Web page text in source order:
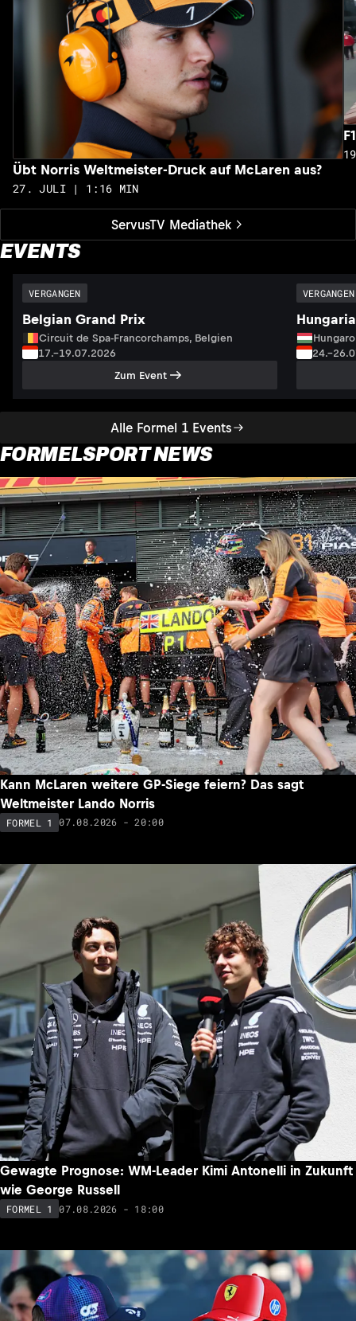
ServusTV Mediathek
Übt Norris Weltmeister-Druck auf McLaren aus?
27. JULI | 1:16 MIN
EVENTS
Alle Formel 1 Events
VERGANGEN
Belgian Grand Prix
Circuit de Spa-Francorchamps, Belgien
17.–19.07.2026
Zum Event
VERGANGEN
FORMELSPORT NEWS
Kann McLaren weitere GP-Siege feiern? Das sagt
Weltmeister Lando Norris
FORMEL 1 07.08.2026 - 20:00
Gewagte Prognose: WM-Leader Kimi Antonelli in Zukunft
wie George Russell
FORMEL 1 07.08.2026 - 18:00